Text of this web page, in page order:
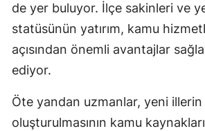
de yer buluyor. İlçe sakinleri ve
statüsünün yatırım, kamu
açısından önemli avantajlar
ediyor.
Öte yandan uzmanlar, yeni illerin
oluşturulmasının kamu